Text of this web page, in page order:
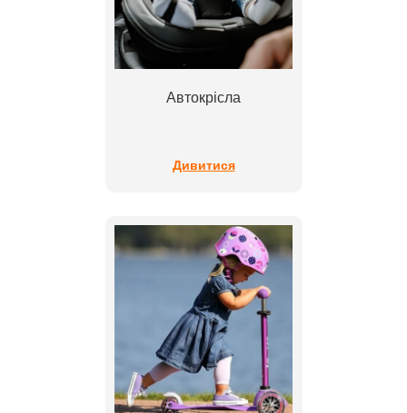
Автокрісла
Дивитися